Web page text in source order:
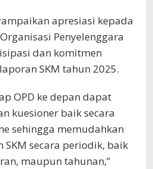
apresiasi kepada
Penyelenggara
dan komitmen
SKM tahun 2025.
OPD ke depan dapat
kuesioner baik secara
sehingga memudahkan
secara periodik, baik
maupun tahunan,”